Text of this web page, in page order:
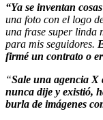
“Ya se inventan
una foto con el logo
una frase super linda
para mis seguidores.
firmé un contrato o
“Sale una agencia X
nunca dije y existió,
burla de imágenes